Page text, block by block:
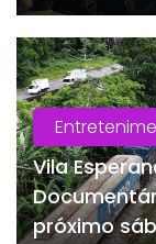
Vila
próximo